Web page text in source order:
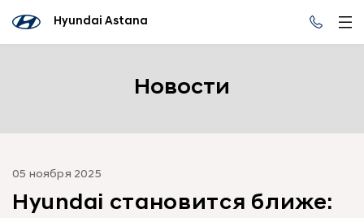
Hyundai Astana
Новости
05 ноября 2025
Hyundai становится ближе: